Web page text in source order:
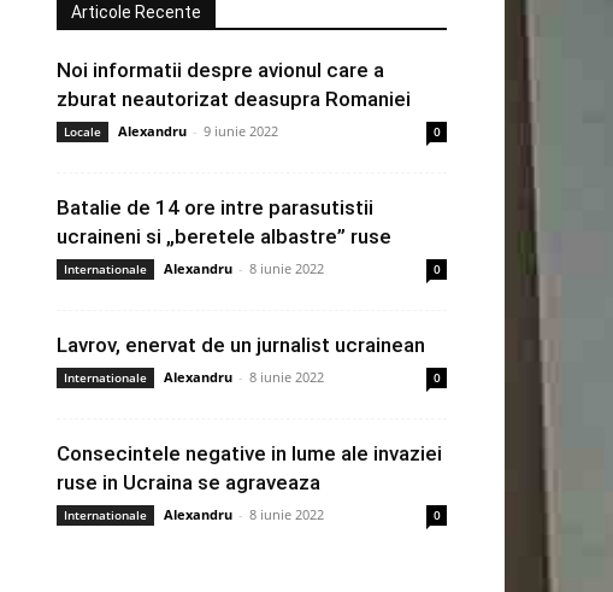
Articole Recente
Noi informatii despre avionul care a
zburat neautorizat deasupra Romaniei
Locale Alexandru - 9 iunie 2022 0
Batalie de 14 ore intre parasutistii
ucraineni si „beretele albastre” ruse
Internationale Alexandru - 8 iunie 2022 0
Lavrov, enervat de un jurnalist ucrainean
Internationale Alexandru - 8 iunie 2022 0
Consecintele negative in lume ale invaziei
ruse in Ucraina se agraveaza
Internationale Alexandru - 8 iunie 2022 0